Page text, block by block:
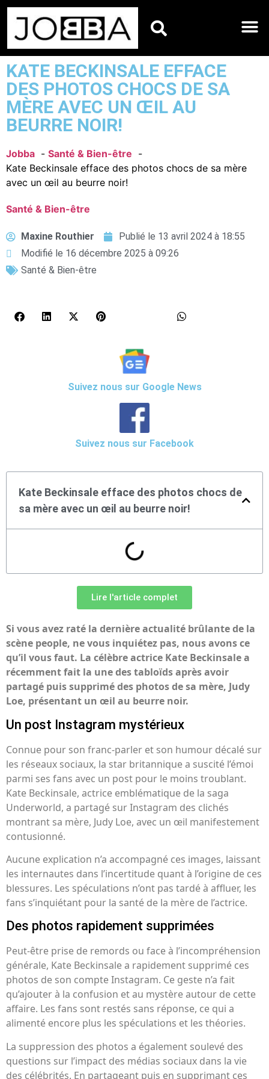
KATE BECKINSALE EFFACE
DES PHOTOS CHOCS DE SA
MÈRE AVEC UN ŒIL AU
BEURRE NOIR!
Jobba
Santé & Bien-être
Kate Beckinsale efface des photos chocs de sa mère
avec un œil au beurre noir!
Santé & Bien-être
Maxine Routhier Publié le 13 avril 2024 à 18:55
Modifié le 16 décembre 2025 à 09:26
Santé & Bien-être
Suivez nous sur Google News
Suivez nous sur Facebook
Kate Beckinsale efface des photos chocs de
sa mère avec un œil au beurre noir!
Lire l'article complet
Si vous avez raté la dernière actualité brûlante de la
scène people, ne vous inquiétez pas, nous avons ce
qu’il vous faut. La célèbre actrice Kate Beckinsale a
récemment fait la une des tabloïds après avoir
partagé puis supprimé des photos de sa mère, Judy
Loe, présentant un œil au beurre noir.
Un post Instagram mystérieux
Connue pour son franc-parler et son humour décalé sur
les réseaux sociaux, la star britannique a suscité l’émoi
parmi ses fans avec un post pour le moins troublant.
Kate Beckinsale, actrice emblématique de la saga
Underworld, a partagé sur Instagram des clichés
montrant sa mère, Judy Loe, avec un œil manifestement
contusionné.
Aucune explication n’a accompagné ces images, laissant
les internautes dans l’incertitude quant à l’origine de ces
blessures. Les spéculations n’ont pas tardé à affluer, les
fans s’inquiétant pour la santé de la mère de l’actrice.
Des photos rapidement supprimées
Peut-être prise de remords ou face à l’incompréhension
générale, Kate Beckinsale a rapidement supprimé ces
photos de son compte Instagram. Ce geste n’a fait
qu’ajouter à la confusion et au mystère autour de cette
affaire. Les fans sont restés sans réponse, ce qui a
alimenté encore plus les spéculations et les théories.
La suppression des photos a également soulevé des
questions sur l’impact des médias sociaux dans la vie
des célébrités. En partageant puis en supprimant ces